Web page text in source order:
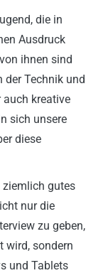
die in
Ausdruck
ihnen sind
der Technik und
auch kreative
sich unsere
diese
gutes
nur die
zu geben,
wird, sondern
und Tablets